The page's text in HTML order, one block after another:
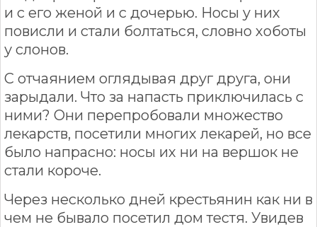
и с его женой и с дочерью. Носы у них
повисли и стали болтаться, словно хоботы
у слонов.
С отчаянием оглядывая друг друга, они
зарыдали. Что за напасть приключилась с
ними? Они перепробовали множество
лекарств, посетили многих лекарей, но все
было напрасно: носы их ни на вершок не
стали короче.
Через несколько дней крестьянин как ни в
чем не бывало посетил дом тестя. Увидев